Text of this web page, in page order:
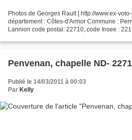
Photos de Georges Rault [ http://www.ex-
département : Côtes-d'Armor Commune :
Lannion code postal: 22710, code Insee :
Penvenan, chapelle ND-
Publié le 14/03/2011 à 00:03
Par Kelly